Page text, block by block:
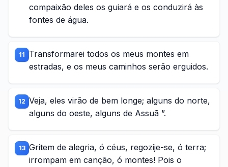
compaixão deles os guiará e os conduzirá às
fontes de água.
11
Transformarei todos os meus montes em
estradas, e os meus caminhos serão erguidos.
12 Veja, eles virão de bem longe; alguns do norte,
alguns do oeste, alguns de Assuã ”.
13 Gritem de alegria, ó céus, regozije-se, ó terra;
irrompam em canção, ó montes! Pois o